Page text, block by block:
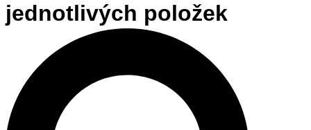
jednotlivých položek